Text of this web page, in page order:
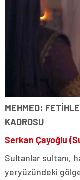
MEHMED:
KADROSU
Serkan Çayoğlu
Sultanlar sultanı,
yeryüzündeki